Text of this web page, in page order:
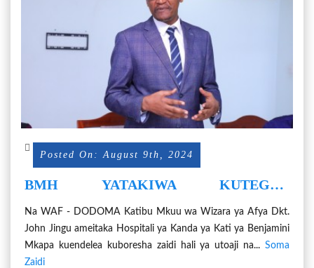
Posted On: August 9th, 2024
BMH YATAKIWA KUTEGUA
TAIFA
Na WAF - DODOMA Katibu Mkuu wa Wizara ya Afya Dkt.
John Jingu ameitaka Hospitali ya Kanda ya Kati ya Benjamini
Mkapa kuendelea kuboresha zaidi hali ya utoaji na... Soma
Zaidi